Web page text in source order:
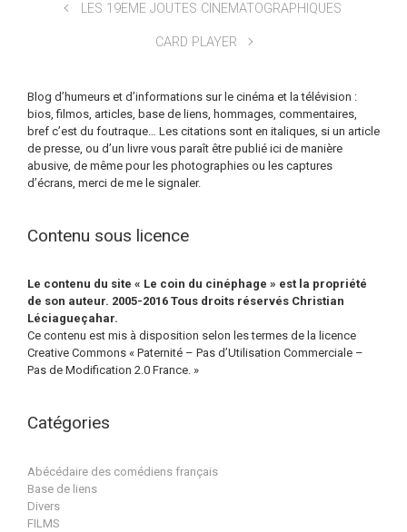
LES 19EME JOUTES CINEMATOGRAPHIQUES
CARD PLAYER
Blog d’humeurs et d’informations sur le cinéma et la télévision :
bios, filmos, articles, base de liens, hommages, commentaires,
bref c’est du foutraque… Les citations sont en italiques, si un article
de presse, ou d’un livre vous paraît être publié ici de manière
abusive, de même pour les photographies ou les captures
d’écrans, merci de me le signaler.
Contenu sous licence
Le contenu du site « Le coin du cinéphage » est la propriété
de son auteur. 2005-2016 Tous droits réservés Christian
Léciagueçahar.
Ce contenu est mis à disposition selon les termes de la licence
Creative Commons « Paternité – Pas d’Utilisation Commerciale –
Pas de Modification 2.0 France. »
Catégories
Abécédaire des comédiens français
Base de liens
Divers
FILMS